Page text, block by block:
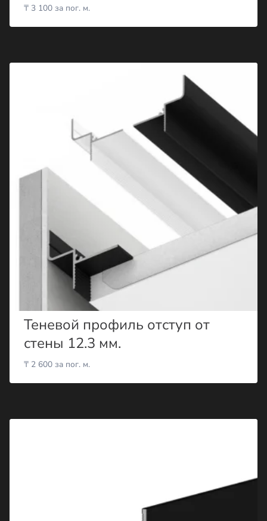
₸ 3 100 за пог. м.
Теневой профиль отступ от
стены 12.3 мм.
₸ 2 600 за пог. м.